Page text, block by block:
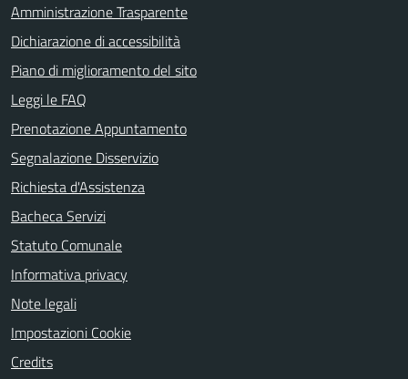
Amministrazione Trasparente
Dichiarazione di accessibilità
Piano di miglioramento del sito
Leggi le FAQ
Prenotazione Appuntamento
Segnalazione Disservizio
Richiesta d'Assistenza
Bacheca Servizi
Statuto Comunale
Informativa privacy
Note legali
Impostazioni Cookie
Credits